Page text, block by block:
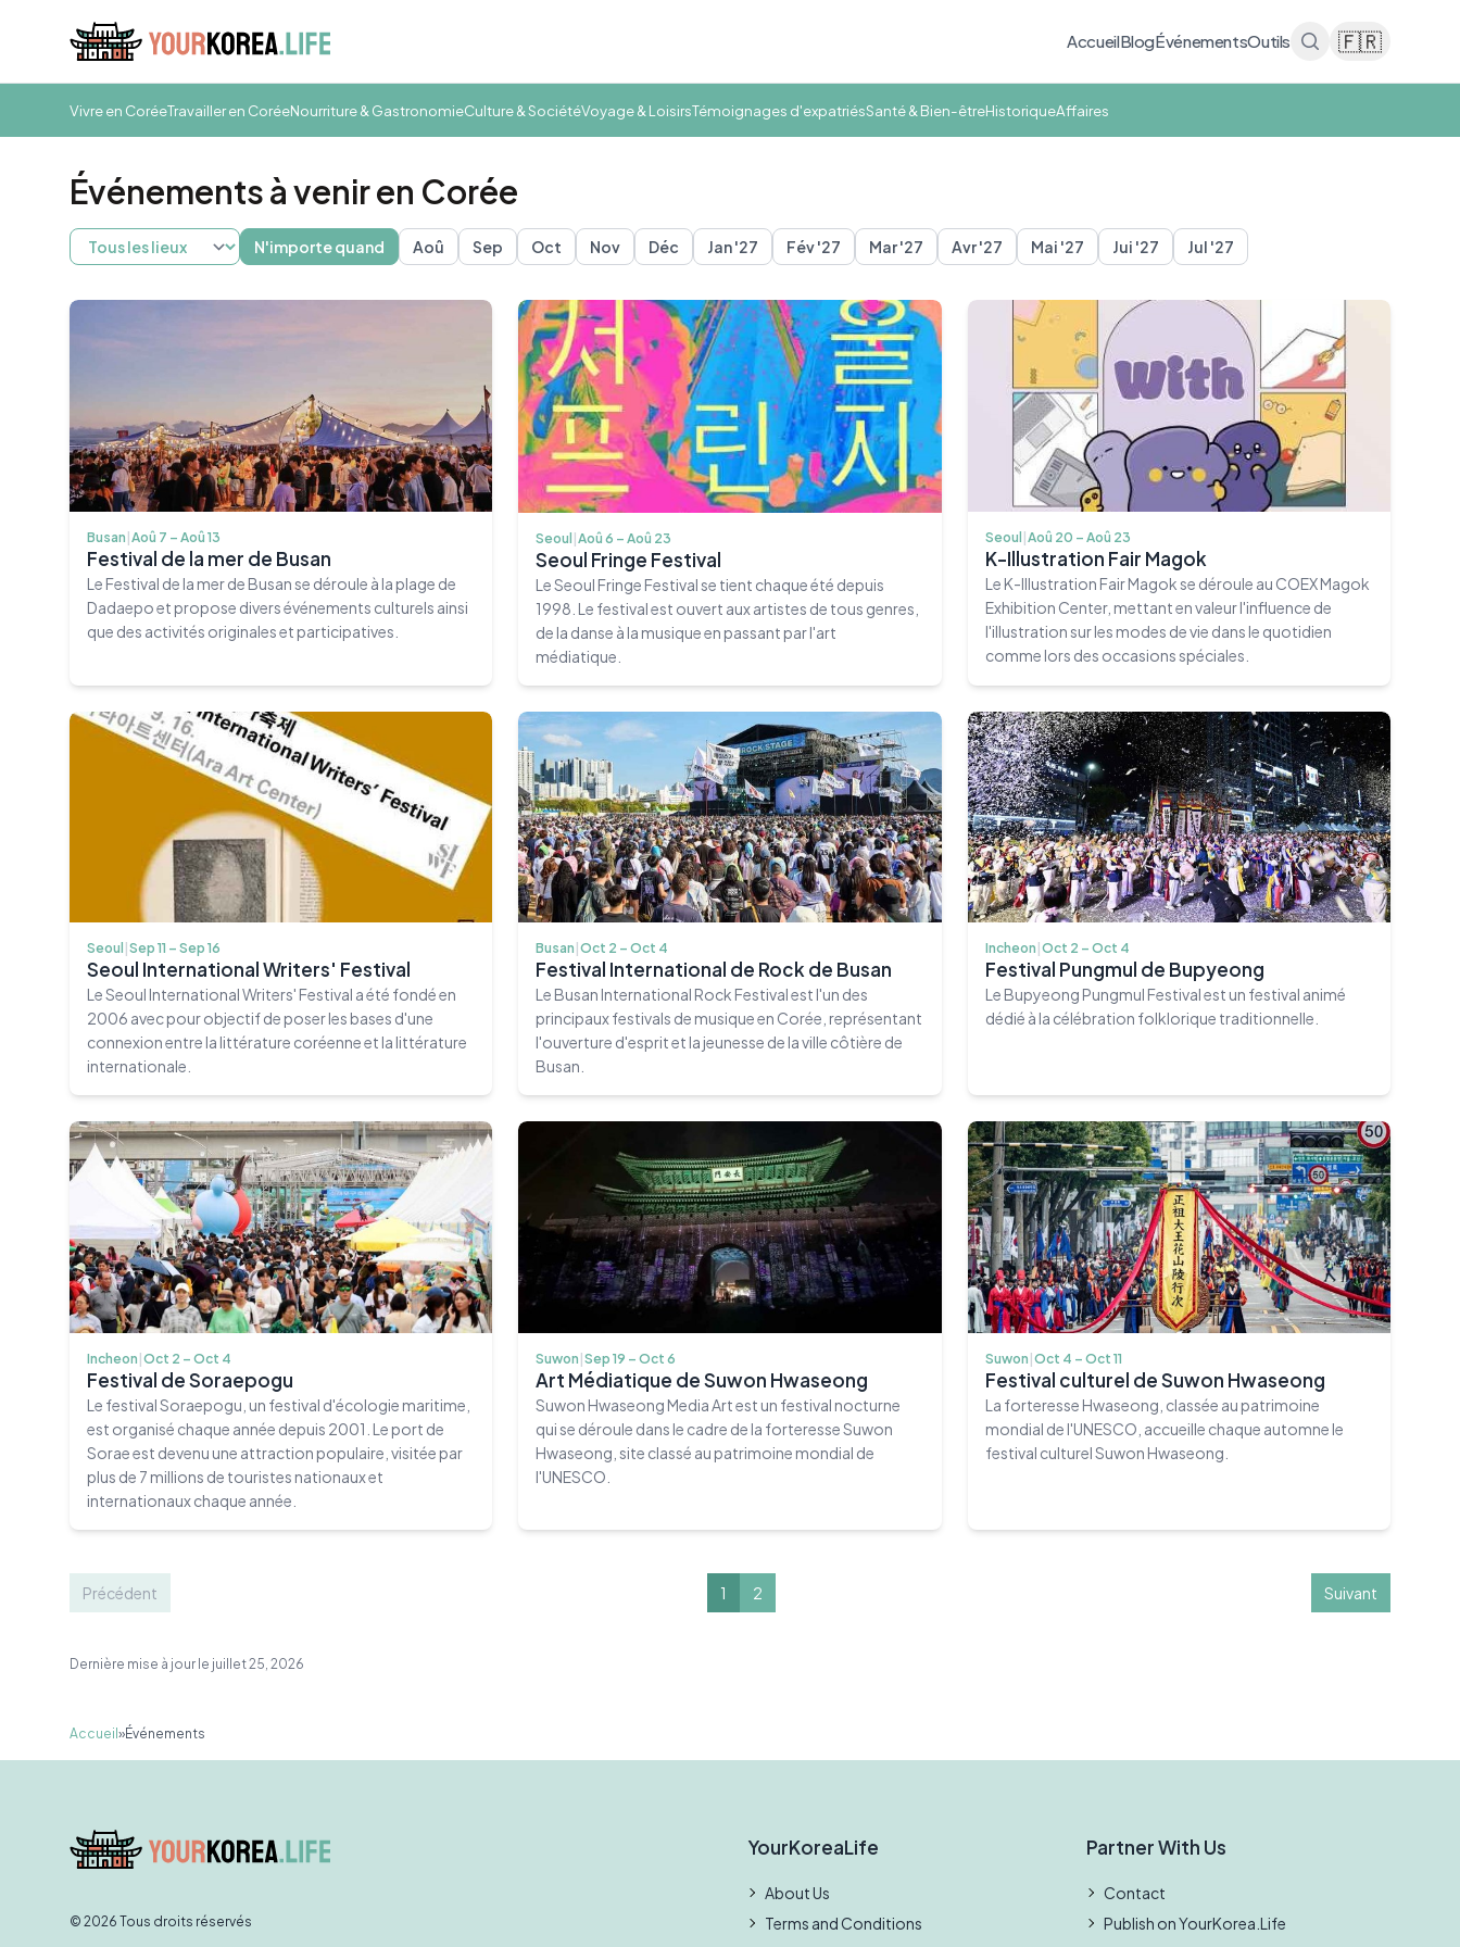
AccueilBlogÉvénementsOutils 🇫🇷
Vivre en CoréeTravailler en CoréeNourriture & GastronomieCulture & SociétéVoyage & LoisirsTémoignages d'expatriésSanté & Bien-êtreHistoriqueAffaires
Événements à venir en Corée
BusanDaeguGwangjuGyeongjuIncheonJejuSeoulSuwonUlsan
N'importe quand Aoû Sep Oct Nov Déc Jan '27 Fév '27 Mar '27 Avr '27 Mai '27 Jui '27 Jul '27
Busan |Aoû 7 – Aoû 13
Festival de la mer de Busan
Le Festival de la mer de Busan se déroule à la plage de
Dadaepo et propose divers événements culturels ainsi
que des activités originales et participatives.
Seoul |Aoû 6 – Aoû 23
Seoul Fringe Festival
Le Seoul Fringe Festival se tient chaque été depuis
1998. Le festival est ouvert aux artistes de tous genres,
de la danse à la musique en passant par l'art
médiatique.
Seoul Aoû 20 – Aoû 23
K-Illustration Fair Magok
Le K-Illustration Fair Magok se déroule au COEX Magok
Exhibition Center, mettant en valeur l'influence de
l'illustration sur les modes de vie dans le quotidien
comme lors des occasions spéciales.
Seoul Sep 11 – Sep 16
Seoul International Writers' Festival
Le Seoul International Writers' Festival a été fondé en
2006 avec pour objectif de poser les bases d'une
connexion entre la littérature coréenne et la littérature
internationale.
Busan |Oct 2 – Oct 4
Festival International de Rock de Busan
Le Busan International Rock Festival est l'un des
principaux festivals de musique en Corée, représentant
l'ouverture d'esprit et la jeunesse de la ville côtière de
Busan.
Incheon Oct 2 – Oct 4
Festival Pungmul de Bupyeong
Le Bupyeong Pungmul Festival est un festival animé
dédié à la célébration folklorique traditionnelle.
Incheon Oct 2 – Oct 4
Festival de Soraepogu
Le festival Soraepogu, un festival d'écologie maritime,
est organisé chaque année depuis 2001. Le port de
Sorae est devenu une attraction populaire, visitée par
plus de 7 millions de touristes nationaux et
internationaux chaque année.
Suwon |Sep 19 – Oct 6
Art Médiatique de Suwon Hwaseong
Suwon Hwaseong Media Art est un festival nocturne
qui se déroule dans le cadre de la forteresse Suwon
Hwaseong, site classé au patrimoine mondial de
l'UNESCO.
Suwon Oct 4 – Oct 11
Festival culturel de Suwon Hwaseong
La forteresse Hwaseong, classée au patrimoine
mondial de l'UNESCO, accueille chaque automne le
festival culturel Suwon Hwaseong.
Précédent 1 2 Suivant
Dernière mise à jour le juillet 25, 2026
Accueil »Événements
© 2026 Tous droits réservés
YourKoreaLife
About Us
Terms and Conditions
Partner With Us
Contact
Publish on YourKorea.Life